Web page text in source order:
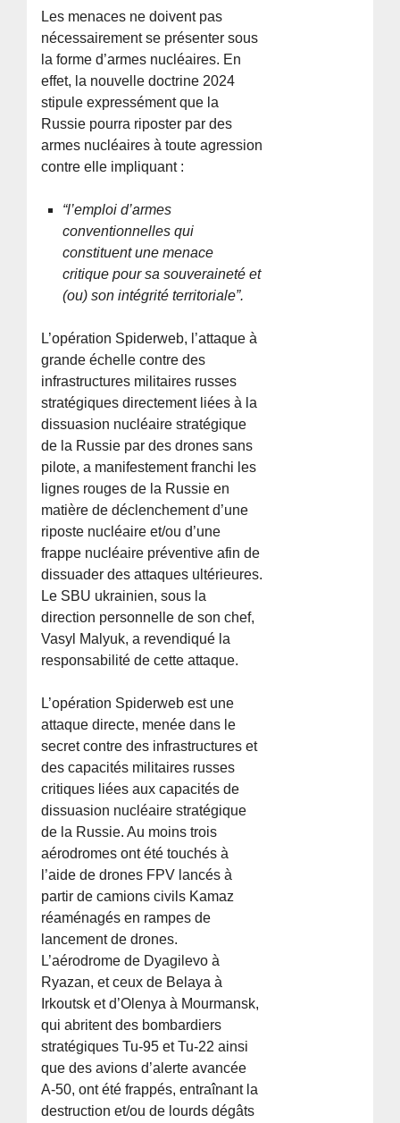
Les menaces ne doivent pas
nécessairement se présenter sous
la forme d’armes nucléaires. En
effet, la nouvelle doctrine 2024
stipule expressément que la
Russie pourra riposter par des
armes nucléaires à toute agression
contre elle impliquant :
“l’emploi d’armes
conventionnelles qui
constituent une menace
critique pour sa souveraineté et
(ou) son intégrité territoriale”.
L’opération Spiderweb, l’attaque à
grande échelle contre des
infrastructures militaires russes
stratégiques directement liées à la
dissuasion nucléaire stratégique
de la Russie par des drones sans
pilote, a manifestement franchi les
lignes rouges de la Russie en
matière de déclenchement d’une
riposte nucléaire et/ou d’une
frappe nucléaire préventive afin de
dissuader des attaques ultérieures.
Le SBU ukrainien, sous la
direction personnelle de son chef,
Vasyl Malyuk, a revendiqué la
responsabilité de cette attaque.
L’opération Spiderweb est une
attaque directe, menée dans le
secret contre des infrastructures et
des capacités militaires russes
critiques liées aux capacités de
dissuasion nucléaire stratégique
de la Russie. Au moins trois
aérodromes ont été touchés à
l’aide de drones FPV lancés à
partir de camions civils Kamaz
réaménagés en rampes de
lancement de drones.
L’aérodrome de Dyagilevo à
Ryazan, et ceux de Belaya à
Irkoutsk et d’Olenya à Mourmansk,
qui abritent des bombardiers
stratégiques Tu-95 et Tu-22 ainsi
que des avions d’alerte avancée
A-50, ont été frappés, entraînant la
destruction et/ou de lourds dégâts